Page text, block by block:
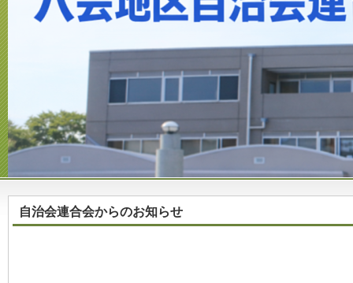
自治会連合会からのお知らせ